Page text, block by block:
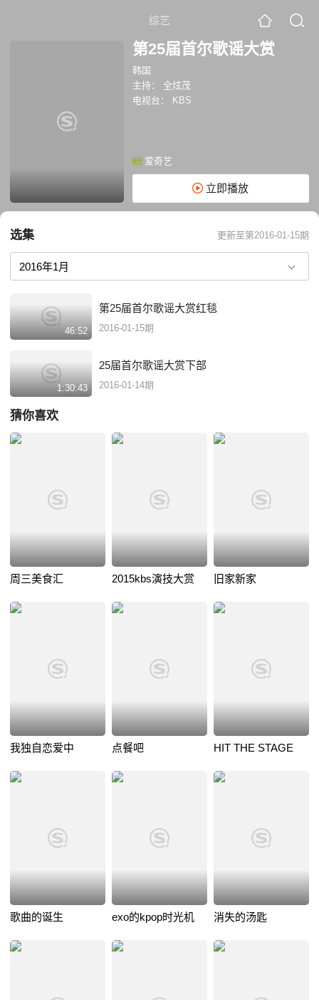
综艺
第25届首尔歌谣大赏
韩国
主持：
全炫茂
电视台：
KBS
爱奇艺
立即播放
选集 更新至第2016-01-15期
46:52
第25届首尔歌谣大赏红毯
2016-01-15期
1:30:43
25届首尔歌谣大赏下部
2016-01-14期
猜你喜欢
周三美食汇 2015kbs演技大赏 旧家新家
我独自恋爱中 点餐吧 HIT THE STAGE
歌曲的诞生 exo的kpop时光机 消失的汤匙